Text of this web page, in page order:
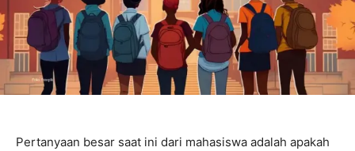
Pertanyaan besar saat ini dari mahasiswa adalah apakah